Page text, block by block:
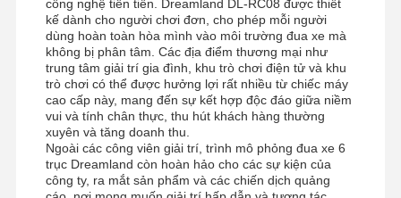
công nghệ tiên tiến. Dreamland DL-RC08 được thiết
kế dành cho người chơi đơn, cho phép mỗi người
dùng hoàn toàn hòa mình vào môi trường đua xe mà
không bị phân tâm. Các địa điểm thương mại như
trung tâm giải trí gia đình, khu trò chơi điện tử và khu
trò chơi có thể được hưởng lợi rất nhiều từ chiếc máy
cao cấp này, mang đến sự kết hợp độc đáo giữa niềm
vui và tính chân thực, thu hút khách hàng thường
xuyên và tăng doanh thu.
Ngoài các công viên giải trí, trình mô phỏng đua xe 6
trục Dreamland còn hoàn hảo cho các sự kiện của
công ty, ra mắt sản phẩm và các chiến dịch quảng